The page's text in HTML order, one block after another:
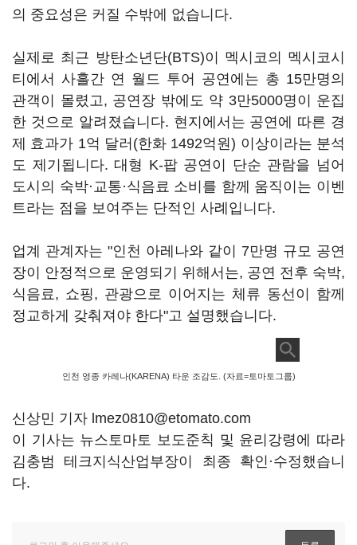
의 중요성은 커질 수밖에 없습니다.
실제로 최근 방탄소년단(BTS)이 멕시코의 멕시코시
티에서 사흘간 연 월드 투어 공연에는 총 15만명의
관객이 몰렸고, 공연장 밖에도 약 3만5000명이 운집
한 것으로 알려졌습니다. 현지에서는 공연에 따른 경
제 효과가 1억 달러(한화 1492억원) 이상이라는 분석
도 제기됩니다. 대형 K-팝 공연이 단순 관람을 넘어
도시의 숙박·교통·식음료 소비를 함께 움직이는 이벤
트라는 점을 보여주는 단적인 사례입니다.
업계 관계자는 "인천 아레나와 같이 7만명 규모 공연
장이 안정적으로 운영되기 위해서는, 공연 전후 숙박,
식음료, 쇼핑, 관광으로 이어지는 체류 동선이 함께
정교하게 갖춰져야 한다"고 설명했습니다.
인천 영종 카레나(KARENA) 타운 조감도. (자료=토마토그룹)
신상민 기자 lmez0810@etomato.com
이 기사는 뉴스토마토 보도준칙 및 윤리강령에 따라
김충범 테크지식산업부장이 최종 확인·수정했습니
다.